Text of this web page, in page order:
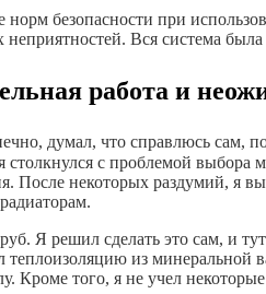
безопасности при
Вся система
работа и
думал, что справлюсь сам,
я столкнулся с проблемой
После некоторых раздумий, я
Я решил сделать это сам, и
из минеральной
Кроме того, я не учел